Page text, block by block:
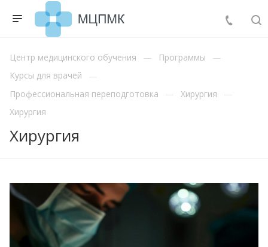
Центр медицинского обучения
Программы
Курсы для врачей
Профессиональная переподготовка
Хирургия
Хирургия
Хирургия